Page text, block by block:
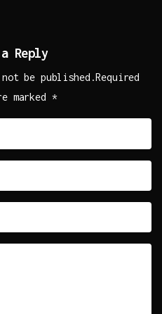
Reply
be published.Required
marked *